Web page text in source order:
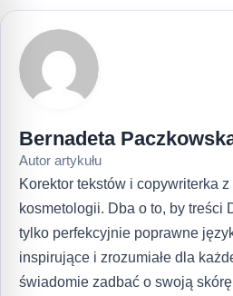
Bernadeta
Autor artykułu
Korektor tekstów i copywriterka
kosmetologii. Dba o to, by treści
tylko perfekcyjnie poprawne
inspirujące i zrozumiałe dla
świadomie zadbać o swoją